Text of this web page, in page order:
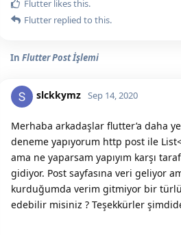
Flutter likes this.
Flutter replied to this.
In Flutter Post İşlemi
slckkymz Sep 14, 2020
Merhaba arkadaşlar flutter’a daha
deneme yapıyorum http post ile
ama ne yaparsam yapıyım karşı
gidiyor. Post sayfasına veri geliyor
kurduğumda verim gitmiyor bir
edebilir misiniz ? Teşekkürler